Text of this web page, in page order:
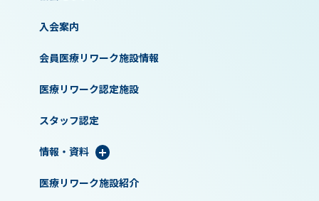
入会案内
会員医療リワーク施設情報
医療リワーク認定施設
スタッフ認定
情報・資料
医療リワーク施設紹介